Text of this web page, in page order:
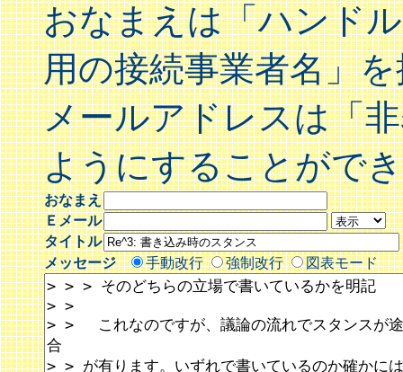
おなまえは「ハンド
用の接続事業者名」
メールアドレスは「
ようにすることがで
おなまえ
Ｅメール
タイトル
メッセージ
手動改行 強制改行 図表モード